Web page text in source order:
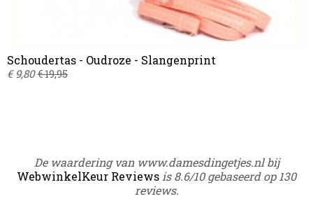
Schoudertas - Oudroze - Slangenprint
€ 9,80 € 19,95
De waardering van www.damesdingetjes.nl bij
WebwinkelKeur Reviews is 8.6/10 gebaseerd op 130
reviews.